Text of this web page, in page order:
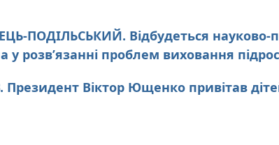
ПОДІЛЬСЬКИЙ. Відбудеться
у розв’язанні проблем виховання
Президент Віктор Ющенко привітав